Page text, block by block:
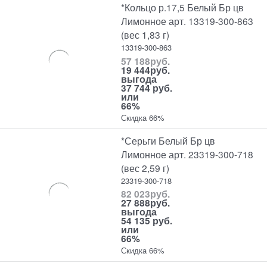
*Кольцо р.17,5 Белый Бр цв
Лимонное арт. 13319-300-863
(вес 1,83 г)
13319-300-863
57 188руб.
19 444руб.
выгода
37 744 руб.
или
66%
Скидка 66%
*Серьги Белый Бр цв
Лимонное арт. 23319-300-718
(вес 2,59 г)
23319-300-718
82 023руб.
27 888руб.
выгода
54 135 руб.
или
66%
Скидка 66%